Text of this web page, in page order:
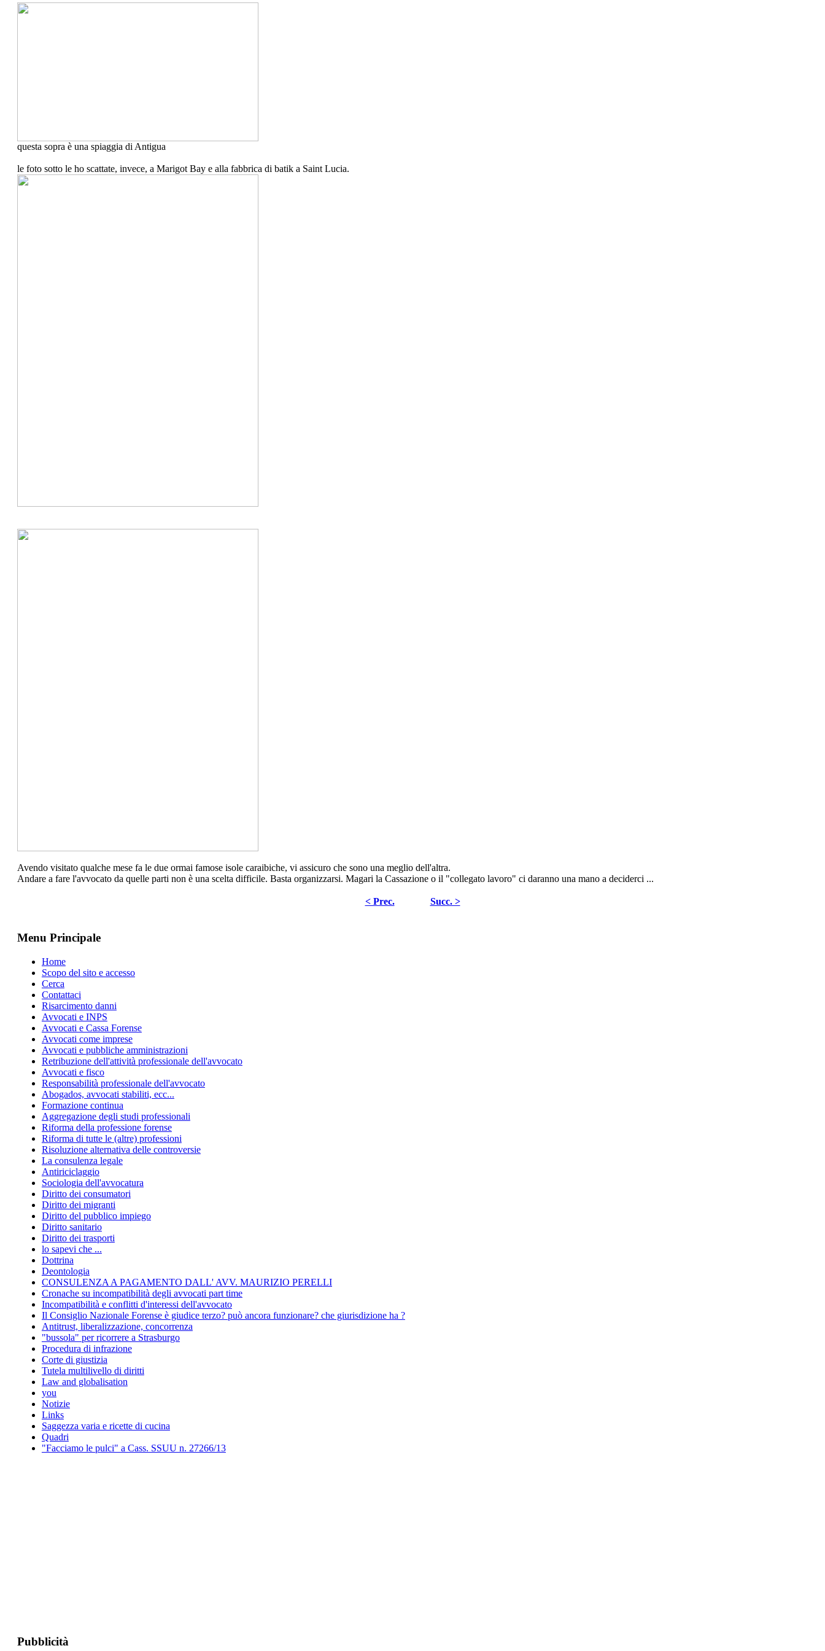
questa sopra è una spiaggia di Antigua
le foto sotto le ho scattate, invece, a Marigot Bay e alla fabbrica di batik a Saint Lucia.
Avendo visitato qualche mese fa le due ormai famose isole caraibiche, vi assicuro che sono una meglio dell'altra.
Andare a fare l'avvocato da quelle parti non è una scelta difficile. Basta organizzarsi. Magari la Cassazione o il "collegato lavoro" ci daranno una mano a deciderci ...
< Prec. Succ. >
Menu Principale
Home
Scopo del sito e accesso
Cerca
Contattaci
Risarcimento danni
Avvocati e INPS
Avvocati e Cassa Forense
Avvocati come imprese
Avvocati e pubbliche amministrazioni
Retribuzione dell'attività professionale dell'avvocato
Avvocati e fisco
Responsabilità professionale dell'avvocato
Abogados, avvocati stabiliti, ecc...
Formazione continua
Aggregazione degli studi professionali
Riforma della professione forense
Riforma di tutte le (altre) professioni
Risoluzione alternativa delle controversie
La consulenza legale
Antiriciclaggio
Sociologia dell'avvocatura
Diritto dei consumatori
Diritto dei migranti
Diritto del pubblico impiego
Diritto sanitario
Diritto dei trasporti
lo sapevi che ...
Dottrina
Deontologia
CONSULENZA A PAGAMENTO DALL' AVV. MAURIZIO PERELLI
Cronache su incompatibilità degli avvocati part time
Incompatibilità e conflitti d'interessi dell'avvocato
Il Consiglio Nazionale Forense è giudice terzo? può ancora funzionare? che giurisdizione ha ?
Antitrust, liberalizzazione, concorrenza
"bussola" per ricorrere a Strasburgo
Procedura di infrazione
Corte di giustizia
Tutela multilivello di diritti
Law and globalisation
you
Notizie
Links
Saggezza varia e ricette di cucina
Quadri
"Facciamo le pulci" a Cass. SSUU n. 27266/13
Pubblicità